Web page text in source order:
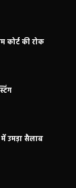
कोर्ट की रोक
में उमड़ा सैलाब